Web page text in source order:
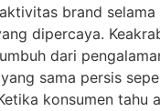
brand
dipercaya.
dari
sama persis
konsumen